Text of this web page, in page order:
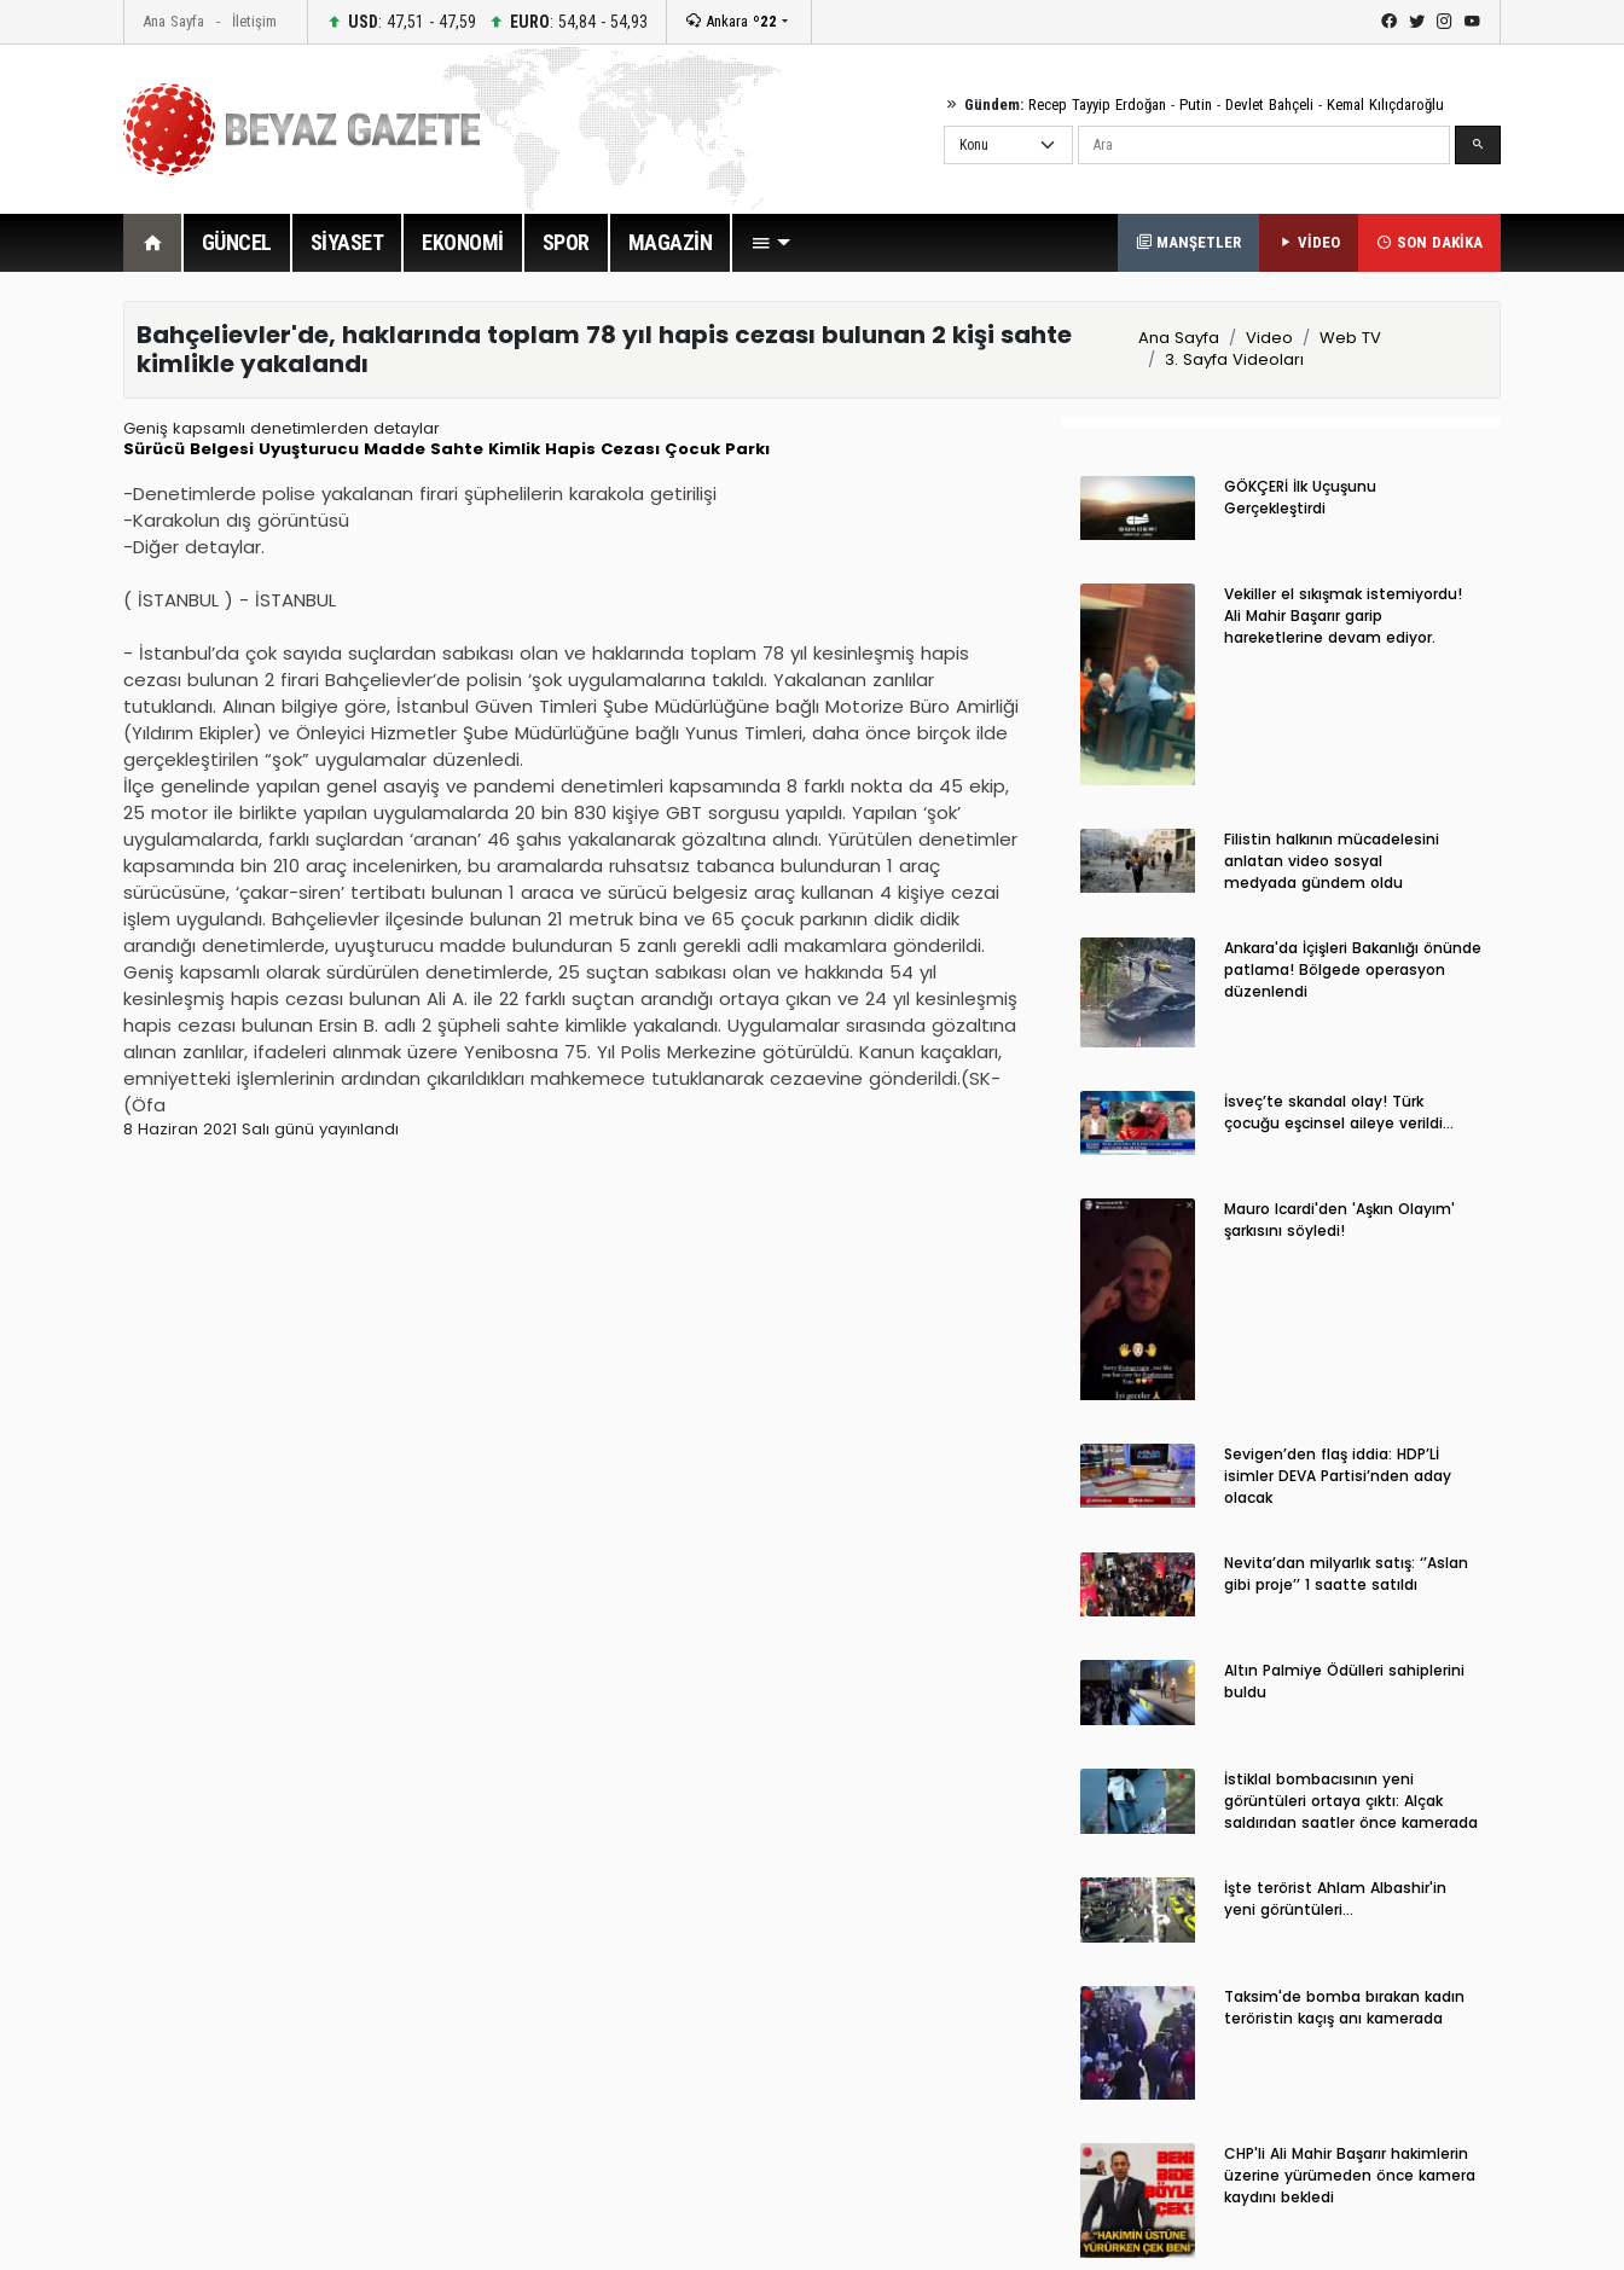
Ana Sayfa İletişim USD: 47,51 - 47,59 EURO: 54,84 - 54,93 Ankara º22
Gündem: Recep Tayyip Erdoğan - Putin - Devlet Bahçeli - Kemal Kılıçdaroğlu
Ara
GÜNCEL SİYASET EKONOMİ SPOR MAGAZİN MANŞETLER VİDEO SON DAKİKA
Bahçelievler'de, haklarında toplam 78 yıl hapis cezası bulunan 2 kişi sahte
kimlikle yakalandı
Ana Sayfa Video
Web TV
3. Sayfa Videoları
Geniş kapsamlı denetimlerden detaylar
Sürücü Belgesi Uyuşturucu Madde Sahte Kimlik Hapis Cezası Çocuk Parkı
-Denetimlerde polise yakalanan firari şüphelilerin karakola getirilişi
-Karakolun dış görüntüsü
-Diğer detaylar.
( İSTANBUL ) - İSTANBUL
- İstanbul’da çok sayıda suçlardan sabıkası olan ve haklarında toplam 78 yıl kesinleşmiş hapis
cezası bulunan 2 firari Bahçelievler’de polisin ‘şok uygulamalarına takıldı. Yakalanan zanlılar
tutuklandı. Alınan bilgiye göre, İstanbul Güven Timleri Şube Müdürlüğüne bağlı Motorize Büro Amirliği
(Yıldırım Ekipler) ve Önleyici Hizmetler Şube Müdürlüğüne bağlı Yunus Timleri, daha önce birçok ilde
gerçekleştirilen “şok” uygulamalar düzenledi.
İlçe genelinde yapılan genel asayiş ve pandemi denetimleri kapsamında 8 farklı nokta da 45 ekip,
25 motor ile birlikte yapılan uygulamalarda 20 bin 830 kişiye GBT sorgusu yapıldı. Yapılan ‘şok’
uygulamalarda, farklı suçlardan ‘aranan’ 46 şahıs yakalanarak gözaltına alındı. Yürütülen denetimler
kapsamında bin 210 araç incelenirken, bu aramalarda ruhsatsız tabanca bulunduran 1 araç
sürücüsüne, ‘çakar-siren’ tertibatı bulunan 1 araca ve sürücü belgesiz araç kullanan 4 kişiye cezai
işlem uygulandı. Bahçelievler ilçesinde bulunan 21 metruk bina ve 65 çocuk parkının didik didik
arandığı denetimlerde, uyuşturucu madde bulunduran 5 zanlı gerekli adli makamlara gönderildi.
Geniş kapsamlı olarak sürdürülen denetimlerde, 25 suçtan sabıkası olan ve hakkında 54 yıl
kesinleşmiş hapis cezası bulunan Ali A. ile 22 farklı suçtan arandığı ortaya çıkan ve 24 yıl kesinleşmiş
hapis cezası bulunan Ersin B. adlı 2 şüpheli sahte kimlikle yakalandı. Uygulamalar sırasında gözaltına
alınan zanlılar, ifadeleri alınmak üzere Yenibosna 75. Yıl Polis Merkezine götürüldü. Kanun kaçakları,
emniyetteki işlemlerinin ardından çıkarıldıkları mahkemece tutuklanarak cezaevine gönderildi.(SK-
(Öfa
8 Haziran 2021 Salı günü yayınlandı
GÖKÇERİ İlk Uçuşunu
Gerçekleştirdi
Vekiller el sıkışmak istemiyordu!
Ali Mahir Başarır garip
hareketlerine devam ediyor.
Filistin halkının mücadelesini
anlatan video sosyal
medyada gündem oldu
Ankara'da İçişleri Bakanlığı önünde
patlama! Bölgede operasyon
düzenlendi
İsveç’te skandal olay! Türk
çocuğu eşcinsel aileye verildi…
Mauro Icardi'den 'Aşkın Olayım'
şarkısını söyledi!
Sevigen’den flaş iddia: HDP’Lİ
isimler DEVA Partisi’nden aday
olacak
Nevita’dan milyarlık satış: ‘’Aslan
gibi proje’’ 1 saatte satıldı
Altın Palmiye Ödülleri sahiplerini
buldu
İstiklal bombacısının yeni
görüntüleri ortaya çıktı: Alçak
saldırıdan saatler önce kamerada
İşte terörist Ahlam Albashir'in
yeni görüntüleri…
Taksim'de bomba bırakan kadın
teröristin kaçış anı kamerada
CHP'li Ali Mahir Başarır hakimlerin
üzerine yürümeden önce kamera
kaydını bekledi